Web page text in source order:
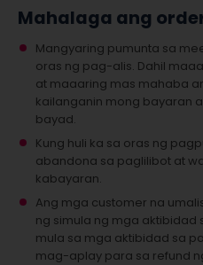
Mahalaga ang
Mangyaring pumunta sa
oras ng pag-alis. Dahil
at maaaring mas mahaba
kailanganin mong bayaran
bayad.
Kung huli ka sa oras ng
abandona sa paglilibot at
kabayaran.
Ang mga customer na
ng simula ng mga aktibidad
mula sa mga aktibidad sa
mag-aplay para sa refund